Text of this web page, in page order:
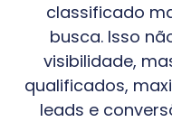
classificado
busca. Isso
visibilidade,
qualificados,
leads e